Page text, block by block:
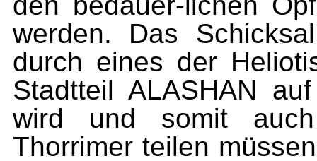
werden. Das
durch eines der
Stadtteil ALASHAN
wird und somit
Thorrimer teilen